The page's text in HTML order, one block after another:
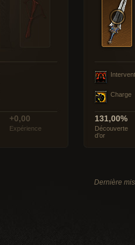
+0,00
Expérience
Charge
131,00%
Découverte
d’or
Dernière